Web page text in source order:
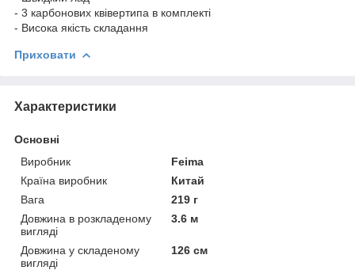
- 3 карбонових квівертипа в комплекті
- Висока якість складання
Приховати
Характеристики
Основні
Виробник
Feima
Країна виробник
Китай
Вага
219 г
Довжина в розкладеному
вигляді
3.6 м
Довжина у складеному
вигляді
126 см